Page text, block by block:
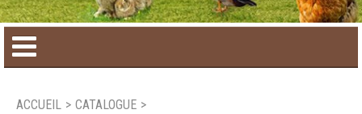
ACCUEIL > CATALOGUE >